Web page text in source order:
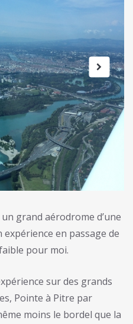
grand aérodrome d’une
en passage de
pour moi.
sur des grands
Pointe à Pitre par
moins le bordel que la